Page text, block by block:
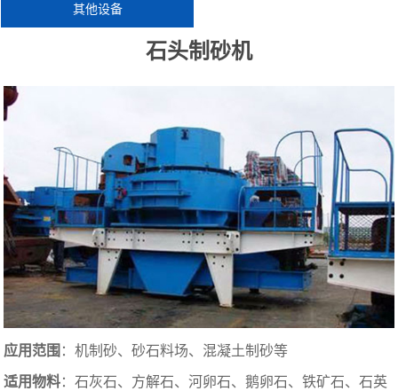
其他设备
石头制砂机
应用范围 ：机制砂、砂石料场、混凝土制砂等
适用物料：石灰石、方解石、河卵石、鹅卵石、铁矿石、石英